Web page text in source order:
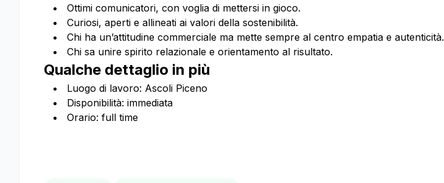
Ottimi comunicatori, con voglia di mettersi in gioco.
Curiosi, aperti e allineati ai valori della sostenibilità.
Chi ha un’attitudine commerciale ma mette sempre al centro empatia e autenticità.
Chi sa unire spirito relazionale e orientamento al risultato.
Qualche dettaglio in più
Luogo di lavoro: Ascoli Piceno
Disponibilità: immediata
Orario: full time